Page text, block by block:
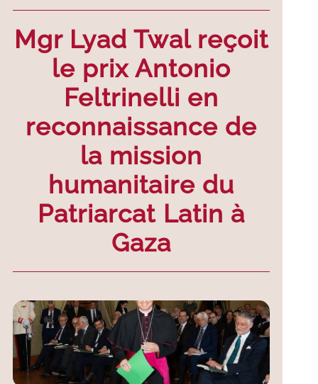
Mgr Lyad Twal reçoit
le prix Antonio
Feltrinelli en
reconnaissance de
la mission
humanitaire du
Patriarcat Latin à
Gaza